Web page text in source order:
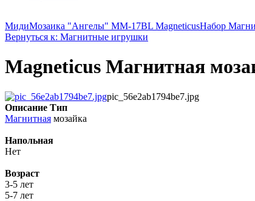
МидиМозаика "Ангелы" MM-17BL MagneticusНабор
Вернуться к: Магнитные игрушки
Magneticus Магнитная
pic_56e2ab1794be7.jpg
Описание Тип
Магнитная мозайка
Напольная
Нет
Возраст
3-5 лет
5-7 лет